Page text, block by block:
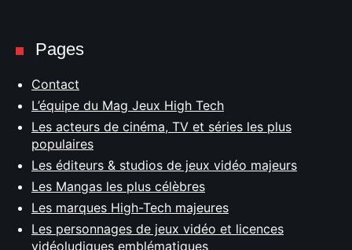
Pages
Contact
L’équipe du Mag Jeux High Tech
Les acteurs de cinéma, TV et séries les plus
populaires
Les éditeurs & studios de jeux vidéo majeurs
Les Mangas les plus célèbres
Les marques High-Tech majeures
Les personnages de jeux vidéo et licences
vidéoludiques emblématiques